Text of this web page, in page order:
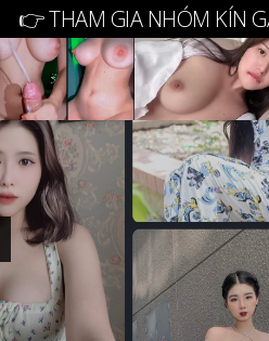
👉 THAM GIA NHÓM KÍN